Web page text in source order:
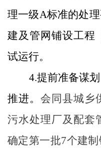
理一级A标准的处
建及管网铺设工程
试运行。
4.提前准备谋
推进。会同县城乡
污水处理厂及配套
确定第一批7个建